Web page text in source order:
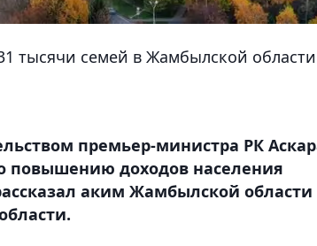
тысячи семей в Жамбылской области
премьер-министра РК
повышению доходов населения
аким Жамбылской области